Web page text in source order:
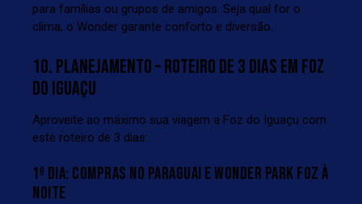
para famílias ou grupos de amigos. Seja qual for o
clima, o Wonder garante conforto e diversão.
10. PLANEJAMENTO – ROTEIRO DE 3 DIAS EM FOZ
DO IGUAÇU
Aproveite ao máximo sua viagem a Foz do Iguaçu com
este roteiro de 3 dias:
1º DIA: COMPRAS NO PARAGUAI E WONDER PARK FOZ À
NOITE